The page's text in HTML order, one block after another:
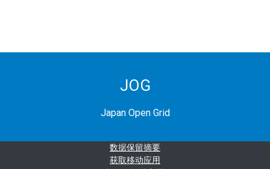
JOG
Japan Open Grid
‎数据保留摘要‎
获取移动应用